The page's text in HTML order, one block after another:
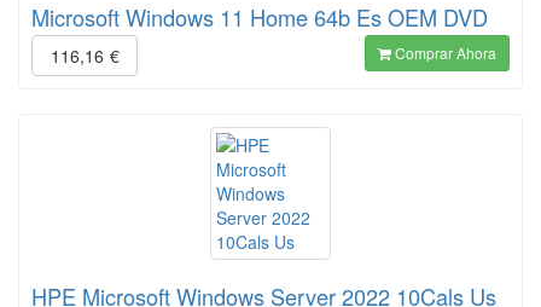
Microsoft Windows 11 Home 64b Es OEM DVD
116,16 € Comprar Ahora
HPE Microsoft Windows Server 2022 10Cals Us